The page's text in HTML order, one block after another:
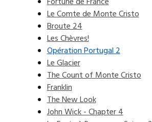
Le Comte de Monte Cristo
Broute 24
Les Chèvres!
Opération Portugal 2
Le Glacier
The Count of Monte Cristo
Franklin
The New Look
John Wick - Chapter 4